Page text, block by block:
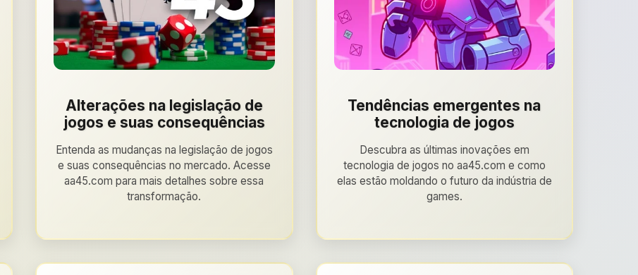
Alterações na legislação de
jogos e suas consequências
Entenda as mudanças na legislação de jogos
e suas consequências no mercado. Acesse
aa45.com para mais detalhes sobre essa
transformação.
Tendências emergentes na
tecnologia de jogos
Descubra as últimas inovações em
tecnologia de jogos no aa45.com e como
elas estão moldando o futuro da indústria de
games.